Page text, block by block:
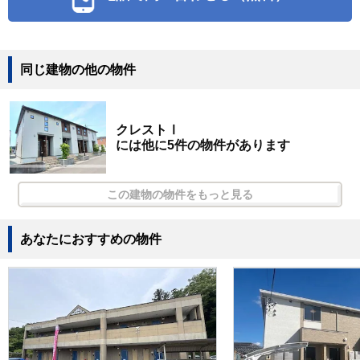
同じ建物の他の物件
クレストⅠ
には他に5件の物件があります
この建物の物件をもっと見る
あなたにおすすめの物件